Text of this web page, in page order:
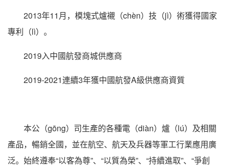
2013年11月，模塊式爐襯（chèn）技（jì）術獲得國家
專利（lì）。
2019入中國航發商城供應商
2019-2021連續3年獲中國航發A級供應商資質
本公（gōng）司生產的各種電（diàn）爐（lú）及相關
產品，暢銷全國，並在航空、航天及兵器等軍工行業應用廣
泛。始終遵奉“以客為尊”、“以質為榮”、“持續進取”、“爭創